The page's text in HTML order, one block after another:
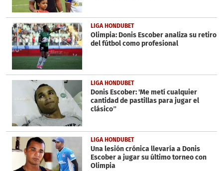
LIGA HONDUBET
Olimpia: Donis Escober analiza su retiro
del fútbol como profesional
LIGA HONDUBET
Donis Escober: 'Me metí cualquier
cantidad de pastillas para jugar el
clásico”
LIGA HONDUBET
Una lesión crónica llevaría a Donis
Escober a jugar su último torneo con
Olimpia